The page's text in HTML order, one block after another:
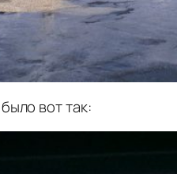
вот так: